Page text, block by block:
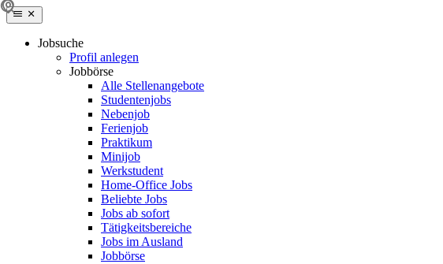
Jobsuche
Profil anlegen
Jobbörse
Alle Stellenangebote
Studentenjobs
Nebenjob
Ferienjob
Praktikum
Minijob
Werkstudent
Home-Office Jobs
Beliebte Jobs
Jobs ab sofort
Tätigkeitsbereiche
Jobs im Ausland
Jobbörse